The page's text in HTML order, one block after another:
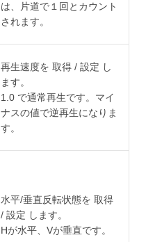
は、片道で１回とカウント
されます。
再生速度を 取得 / 設定 し
ます。
1.0 で通常再生です。マイ
ナスの値で逆再生になりま
す。
水平/垂直反転状態を 取得
/ 設定 します。
Hが水平、Vが垂直です。